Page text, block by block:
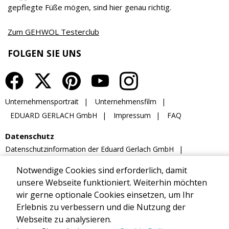
Notwendige Cookies sind erforderlich, damit
unsere Webseite funktioniert. Weiterhin möchten
wir gerne optionale Cookies einsetzen, um Ihr
Erlebnis zu verbessern und die Nutzung der
Webseite zu analysieren.